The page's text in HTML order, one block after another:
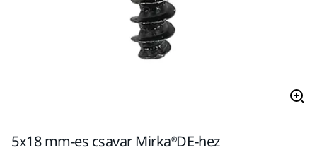
5x18 mm-es csavar Mirka®DE-hez